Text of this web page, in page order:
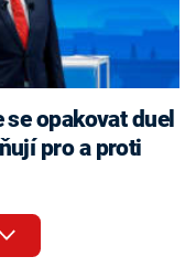
pro a proti